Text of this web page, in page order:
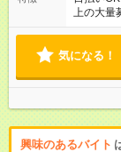
上の大量
気になる！
興味のあるバイト